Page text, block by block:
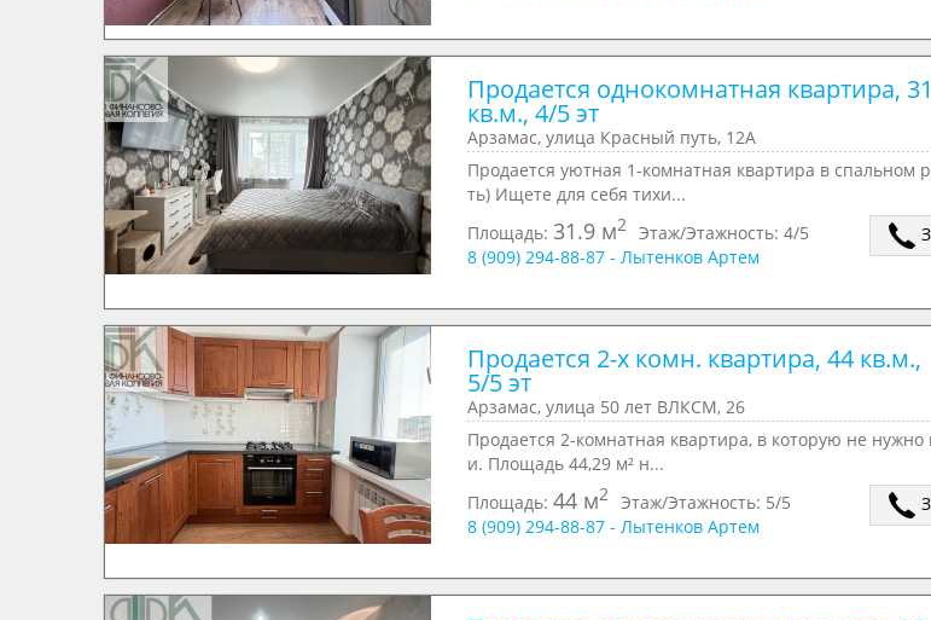
Продается однокомнатная квартира,
кв.м., 4/5 эт
Арзамас, улица Красный путь, 12А
Продается уютная 1-комнатная квартира в спальном
ть) Ищете для себя тихи...
Площадь: 31.9 м2 Этаж/Этажность: 4/5
8 (909) 294-88-87 - Лытенков Артем
Продается 2-х комн. квартира, 44 кв.м.,
5/5 эт
Арзамас, улица 50 лет ВЛКСМ, 26
Продается 2-комнатная квартира, в которую не
и. Площадь 44,29 м² н...
Площадь: 44 м2 Этаж/Этажность: 5/5
8 (909) 294-88-87 - Лытенков Артем